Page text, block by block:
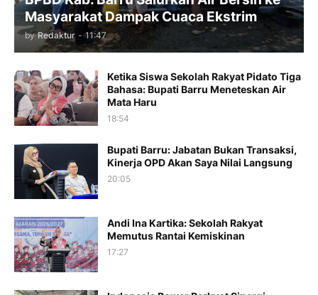
Masyarakat Dampak Cuaca Ekstrim
by Redaktur - 11:47
Ketika Siswa Sekolah Rakyat Pidato Tiga
Bahasa: Bupati Barru Meneteskan Air
Mata Haru
18:54
Bupati Barru: Jabatan Bukan Transaksi,
Kinerja OPD Akan Saya Nilai Langsung
20:05
Andi Ina Kartika: Sekolah Rakyat
Memutus Rantai Kemiskinan
17:27